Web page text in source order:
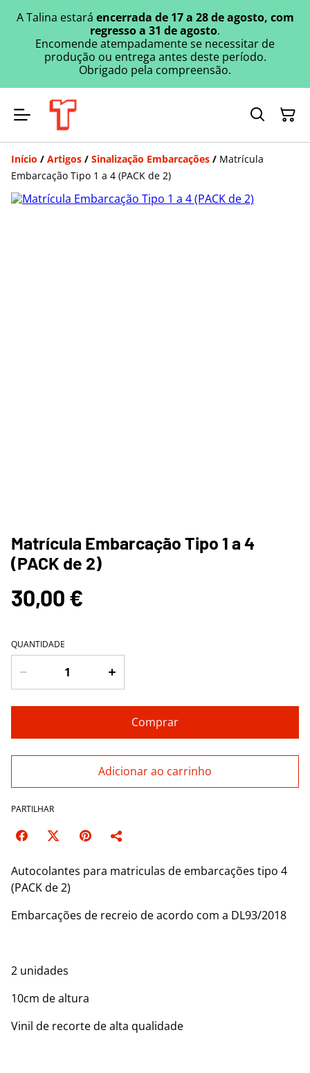
A Talina estará encerrada de 17 a 28 de agosto, com
regresso a 31 de agosto.
Encomende atempadamente se necessitar de
produção ou entrega antes deste período.
Obrigado pela compreensão.
Início / Artigos / Sinalização Embarcações / Matrícula
Embarcação Tipo 1 a 4 (PACK de 2)
Matrícula Embarcação Tipo 1 a 4
(PACK de 2)
30,00 €
QUANTIDADE
Comprar
Adicionar ao carrinho
PARTILHAR
Autocolantes para matriculas de embarcações tipo 4
(PACK de 2)
Embarcações de recreio de acordo com a DL93/2018
2 unidades
10cm de altura
Vinil de recorte de alta qualidade